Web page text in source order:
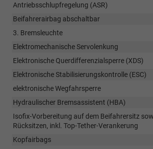
Antriebsschlupfregelung (ASR)
Beifahrerairbag abschaltbar
3. Bremsleuchte
Elektromechanische Servolenkung
Elektronische Querdifferenzialsperre (XDS)
Elektronische Stabilisierungskontrolle (ESC)
elektronische Wegfahrsperre
Hydraulischer Bremsassistent (HBA)
Isofix-Vorbereitung auf dem Beifahrersitz
Rücksitzen, inkl. Top-Tether-Verankerung
Kopfairbags